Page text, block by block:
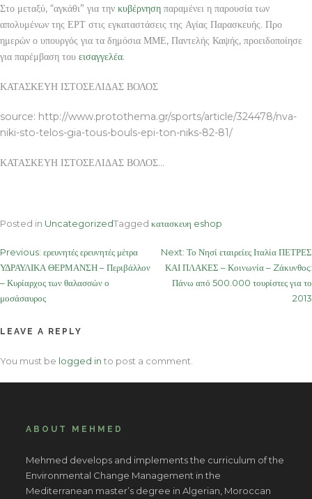
Στο μεταξύ, “αγκάθι” για την κυβέρνηση παραμένει η παρουσία των
απολυμένων της ΕΡΤ στις εγκαταστάσεις της Αγίας Παρασκευής. Προ
ημερών ο υπουργός για τα δημόσια ΜΜΕ, Παντελής Καψής, προειδοποίησε
για παρέμβαση του εισαγγελέα.
ΚΑΤΑΣΚΕΥΗ ΙΣΤΟΣΕΛΙΔΑΣ ΒΟΛΟΣ
source: http://www.protothema.gr/sports/article/324478/nva-
niki-sto-telos-gia-tous-bouls-epi-ton-niks-82-81/
ΚΑΤΑΣΚΕΥΗ ΙΣΤΟΣΕΛΙΔΑΣ ΒΟΛΟΣ…
Posted in UncategorizedTagged κατασκευη eshop
Post
navigation
Previous: ερευνητές ερευνητές μέτρα
ΥΔΡΑΥΛΙΚΑ ΘΕΡΜΑΝΣΗ – Περιβάλλον
– Κυρίαρχος των θαλασσών ο
μοσάσαυρος
Next: Το Νησί εταιρείες Ιταλία ΠΕΤΡΕΣ
ΚΑΙ ΠΛΑΚΕΣ – Κοινωνία – Zάκυνθος:
Πάνω από 500.000 τουρίστες για το
2013
LEAVE A REPLY
You must be logged in to post a comment.
ABOUT MEHMED
Mehmed develops and implements the curriculum of the
Environmental Change Management in the
Mediterranean master’s degree in Algerian, Moroccan